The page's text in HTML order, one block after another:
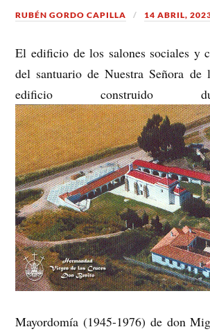
RUBÉN GORDO CAPILLA 14 ABRIL,
El edificio de los salones sociales y
del santuario de Nuestra Señora de
edificio construido
Mayordomía (1945-1976) de don